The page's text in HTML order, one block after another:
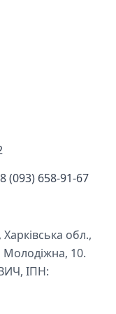
(093) 658-91-67
обл.,
Молодіжна, 10.
ІПН: